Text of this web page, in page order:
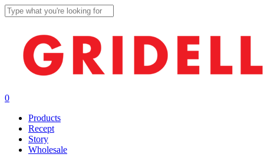
Skip
to
content
search
account
0
Products
Recept
Story
Wholesale